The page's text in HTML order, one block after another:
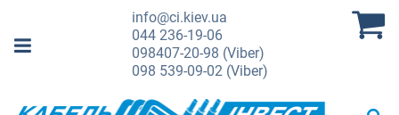
info@ci.kiev.ua
044236-19-06
098407-20-98 (Viber)
098 539-09-02 (Viber)